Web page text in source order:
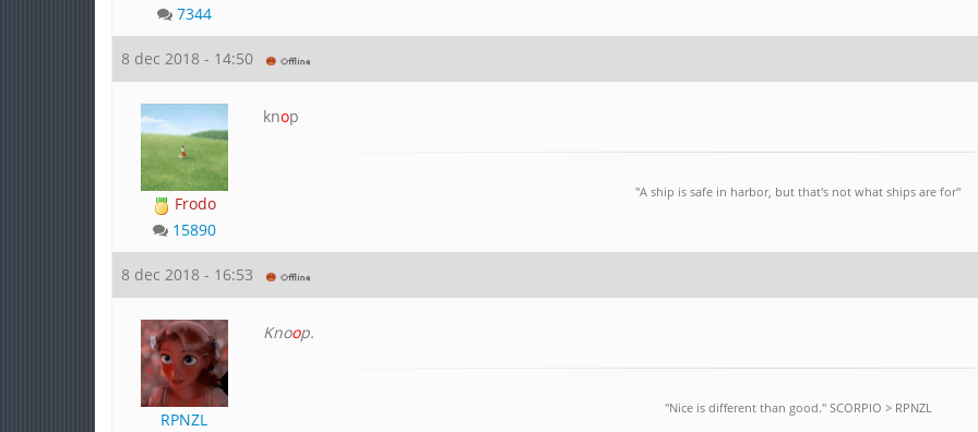
7344
8 dec 2018 - 14:50
Frodo
15890
knop
"A ship is safe in harbor, but that's not what ships are for"
8 dec 2018 - 16:53
RPNZL
Knoop.
"Nice is different than good." SCORPlO > RPNZL